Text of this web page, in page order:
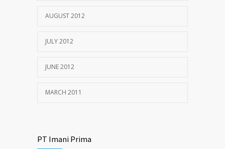
AUGUST 2012
JULY 2012
JUNE 2012
MARCH 2011
PT Imani Prima